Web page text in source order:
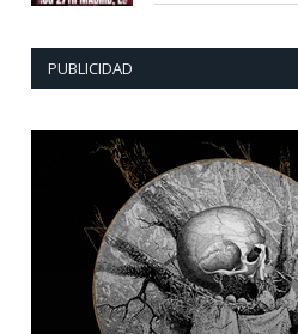
PUBLICIDAD